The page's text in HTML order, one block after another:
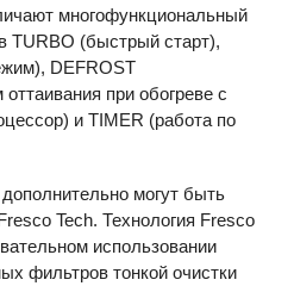
многофункциональный
TURBO (быстрый старт),
DEFROST
при обогреве с
и TIMER (работа по
могут быть
Tech. Технология Fresco
использовании
фильтров тонкой очистки